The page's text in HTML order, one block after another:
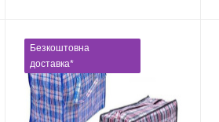
Безкоштовна
доставка*